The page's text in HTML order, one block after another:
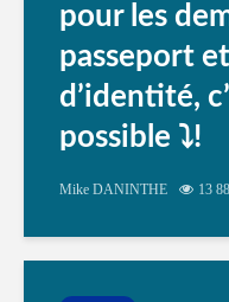
pour les
passeport
d’identité,
possible ⤵️!
Mike DANINTHE 13